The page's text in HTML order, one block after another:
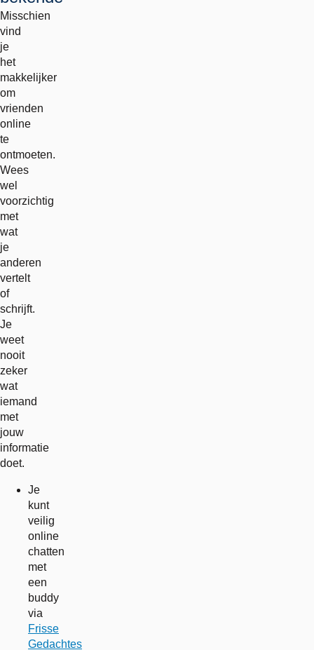
Misschien
vind
je
het
makkelijker
om
vrienden
online
te
ontmoeten.
Wees
wel
voorzichtig
met
wat
je
anderen
vertelt
of
schrijft.
Je
weet
nooit
zeker
wat
iemand
met
jouw
informatie
doet.
Je
kunt
veilig
online
chatten
met
een
buddy
via
Frisse
Gedachtes